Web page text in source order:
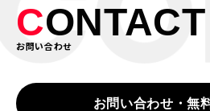
CONTACT
お問い合わせ
お問い合わせ・無